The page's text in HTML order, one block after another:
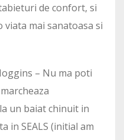
de confort, si
viata mai sanatoasa si
– Nu ma poti
un baiat chinuit in
in SEALS (initial am